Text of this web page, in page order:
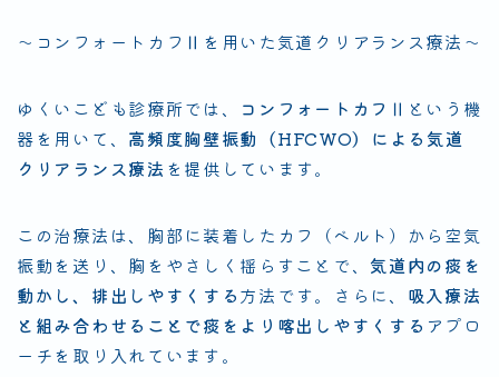
〜コンフォートカフⅡを用いた気道クリアランス療法〜
ゆくいこども診療所では、 コンフォートカフⅡ という機
器を用いて、 高頻度胸壁振動（HFCWO）による気道
クリアランス療法 を提供しています。
この治療法は、胸部に装着したカフ（ベルト）から空気
振動を送り、胸をやさしく揺らすことで、 気道内の痰を
動かし、排出しやすくする方法です。さらに、 吸入療法
と組み合わせることで痰をより喀出しやすくする アプロ
ーチを取り入れています。